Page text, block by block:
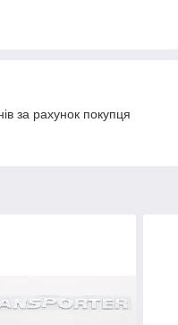
за рахунок покупця